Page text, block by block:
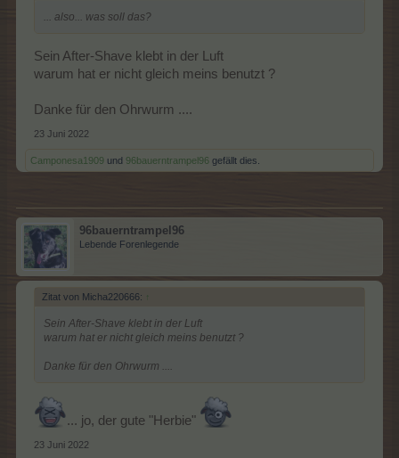
... also... was soll das?
Sein After-Shave klebt in der Luft
warum hat er nicht gleich meins benutzt ?
Danke für den Ohrwurm ....
23 Juni 2022
Camponesa1909 und 96bauerntrampel96 gefällt dies.
96bauerntrampel96
Lebende Forenlegende
Zitat von Micha220666: ↑
Sein After-Shave klebt in der Luft
warum hat er nicht gleich meins benutzt ?
Danke für den Ohrwurm ....
... jo, der gute "Herbie"
23 Juni 2022